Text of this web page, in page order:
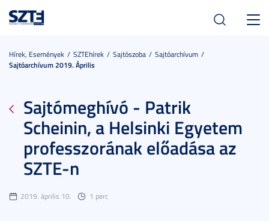
Hírek, Események SZTEhírek Sajtószoba
Sajtóarchívum
Sajtóarchívum 2019. Április
Sajtómeghívó - Patrik
Scheinin, a Helsinki Egyetem
professzorának előadása az
SZTE-n
2019. április 10. 1 perc